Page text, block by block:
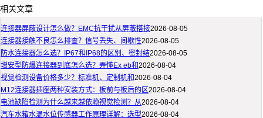
相关文章
连接器屏蔽设计怎么做？EMC抗干扰从屏蔽搭接2026-08-05
连接器接触不良怎么排查？信号丢失、间歇性2026-08-05
防水连接器怎么选？IP67和IP68的区别、密封结2026-08-05
增安型防爆连接器到底怎么选？弄懂Ex eb和2026-08-04
视觉检测设备价格多少？标准机、定制机和2026-08-04
M12连接器插座两种安装方式：板前与板后的区2026-08-04
电池缺陷检测为什么越来越依赖视觉检测？从2026-08-04
汽车水箱水温水位传感器工作原理详解：选型2026-08-04